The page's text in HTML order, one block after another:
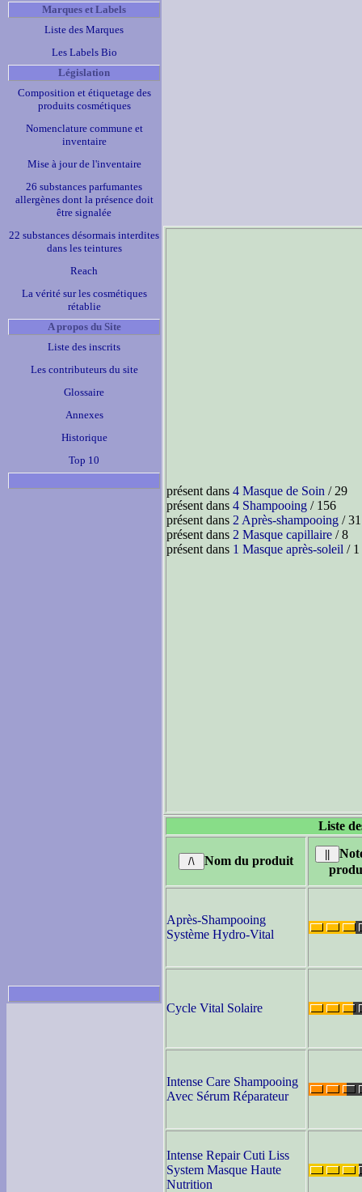
Marques et Labels
Liste des Marques
Les Labels Bio
Législation
Composition et étiquetage des
produits cosmétiques
Nomenclature commune et
inventaire
Mise à jour de l'inventaire
26 substances parfumantes
allergènes dont la présence doit
être signalée
22 substances désormais interdites
dans les teintures
Reach
La vérité sur les cosmétiques
rétablie
A propos du Site
Liste des inscrits
Les contributeurs du site
Glossaire
Annexes
Historique
Top 10
présent dans 4 Masque de Soin / 29
présent dans 4 Shampooing / 156
présent dans 2 Après-shampooing / 31
présent dans 2 Masque capillaire / 8
présent dans 1 Masque après-soleil / 1
Liste
Nom du produit
Après-Shampooing
Système Hydro-Vital
Cycle Vital Solaire
Intense Care Shampooing
Avec Sérum Réparateur
Intense Repair Cuti Liss
System Masque Haute
Nutrition